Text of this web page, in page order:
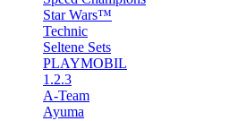
Star Wars™
Technic
Seltene Sets
PLAYMOBIL
1.2.3
A-Team
Ayuma